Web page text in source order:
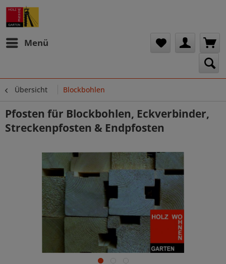
Menü
Übersicht Blockbohlen
Pfosten für Blockbohlen, Eckverbinder,
Streckenpfosten & Endpfosten